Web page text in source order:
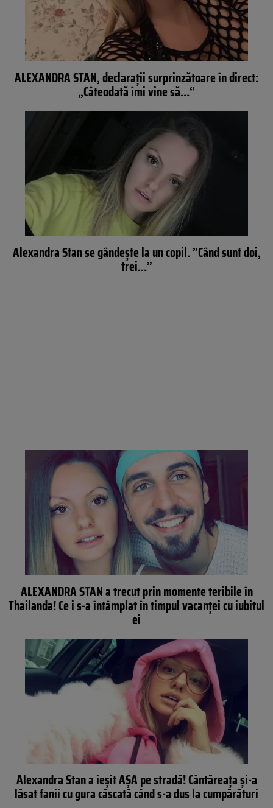
ALEXANDRA STAN, declaraţii surprinzătoare în direct:
„Câteodată îmi vine să…“
Alexandra Stan se gândeşte la un copil. ”Când sunt doi,
trei…”
ALEXANDRA STAN a trecut prin momente teribile în
Thailanda! Ce i s-a întâmplat în timpul vacanţei cu iubitul
ei
Alexandra Stan a ieşit AŞA pe stradă! Cântăreaţa şi-a
lăsat fanii cu gura căscată când s-a dus la cumpărături